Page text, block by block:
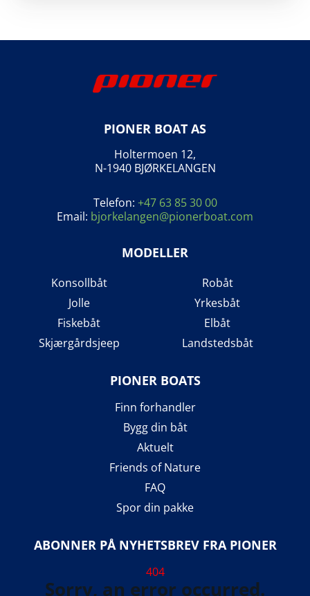
PIONER BOAT AS
Holtermoen 12,
N-1940 BJØRKELANGEN
Telefon: +47 63 85 30 00
Email: bjorkelangen@pionerboat.com
MODELLER
Konsollbåt
Jolle
Fiskebåt
Skjærgårdsjeep
Robåt
Yrkesbåt
Elbåt
Landstedsbåt
PIONER BOATS
Finn forhandler
Bygg din båt
Aktuelt
Friends of Nature
FAQ
Spor din pakke
ABONNER PÅ NYHETSBREV FRA PIONER
404
Sorry, an error occurred.